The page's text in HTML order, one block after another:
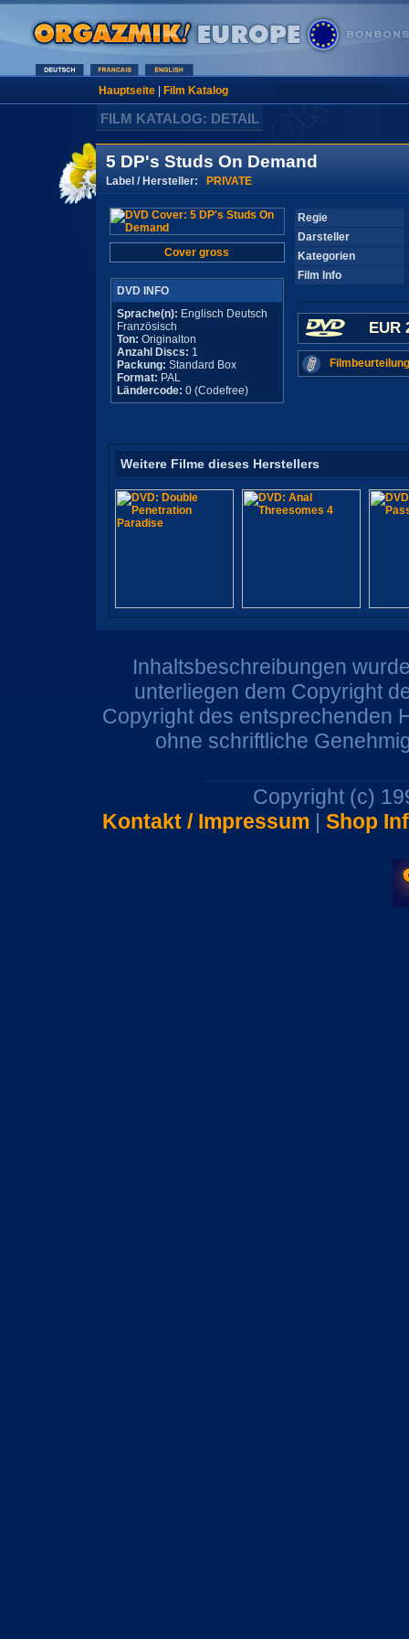
Hauptseite| Film Katalog
FILM KATALOG: DETAIL
5 DP's Studs On Demand
Label / Hersteller: PRIVATE
Cover gross
DVD INFO
Sprache(n): Englisch Deutsch
Französisch
Ton: Originalton
Anzahl Discs: 1
Packung: Standard Box
Format: PAL
Ländercode: 0 (Codefree)
Regie
Darsteller
Kategorien
Film Info
EUR
Weitere Filme dieses Herstellers
Inhaltsbeschreibungen
unterliegen dem Copyright
Copyright des entsprechenden
ohne schriftliche
Copyright (c)
Kontakt / Impressum | Shop